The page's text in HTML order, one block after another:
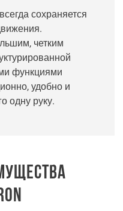
сохраняется
четким
функциями
удобно и
одну руку.